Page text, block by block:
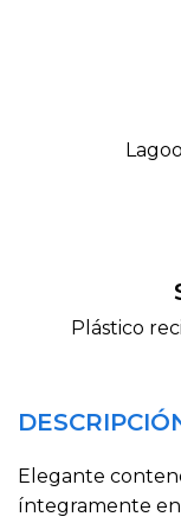
Plástico
Elegante
íntegramente